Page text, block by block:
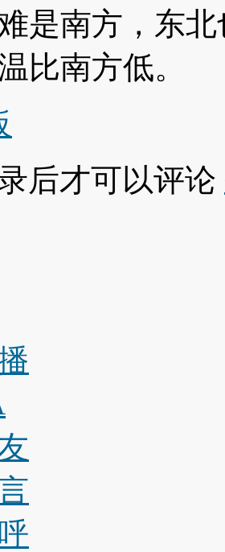
是南方，东
比南方低。
后才可以评论